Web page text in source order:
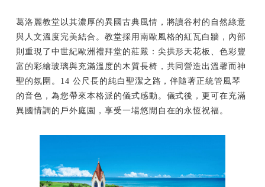
葛洛麗教堂以其濃厚的異國古典風情，將讀谷村的自然綠意
與人文溫度完美結合。教堂採用南歐風格的紅瓦白牆，內部
則重現了中世紀歐洲禮拜堂的莊嚴：尖拱形天花板、色彩豐
富的彩繪玻璃與充滿溫度的木質長椅，共同營造出溫馨而神
聖的氛圍。14 公尺長的純白聖潔之路，伴隨著正統管風琴
的音色，為您帶來本格派的儀式感動。儀式後，更可在充滿
異國情調的戶外庭園，享受一場悠閒自在的永恆祝福。